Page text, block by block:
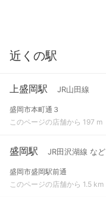
近くの駅
上盛岡駅 JR山田線
盛岡市本町通３
このページの店舗から 197 m
盛岡駅 JR田沢湖線 など
盛岡市盛岡駅前通
このページの店舗から 1.5 km